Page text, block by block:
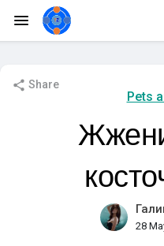
Share
Pets
28